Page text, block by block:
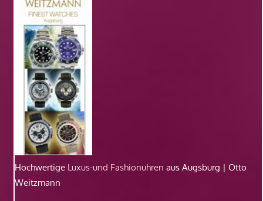
Hochwertige Luxus-und Fashionuhren aus Augsburg | Otto
Weitzmann